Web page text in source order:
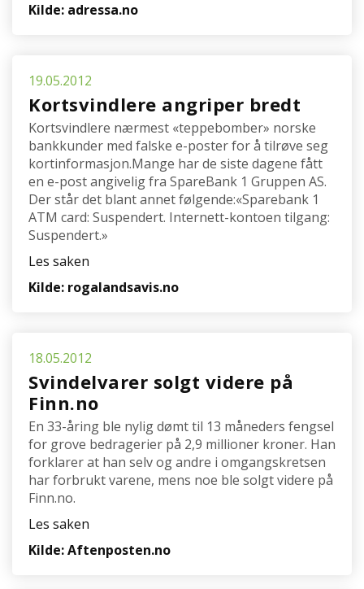
Kilde: adressa.no
19.05.2012
Kortsvindlere angriper bredt
Kortsvindlere nærmest «teppebomber» norske
bankkunder med falske e-poster for å tilrøve seg
kortinformasjon.Mange har de siste dagene fått
en e-post angivelig fra SpareBank 1 Gruppen AS.
Der står det blant annet følgende:«Sparebank 1
ATM card: Suspendert. Internett-kontoen tilgang:
Suspendert.»
Les saken
Kilde: rogalandsavis.no
18.05.2012
Svindelvarer solgt videre på
Finn.no
En 33-åring ble nylig dømt til 13 måneders fengsel
for grove bedragerier på 2,9 millioner kroner. Han
forklarer at han selv og andre i omgangskretsen
har forbrukt varene, mens noe ble solgt videre på
Finn.no.
Les saken
Kilde: Aftenposten.no